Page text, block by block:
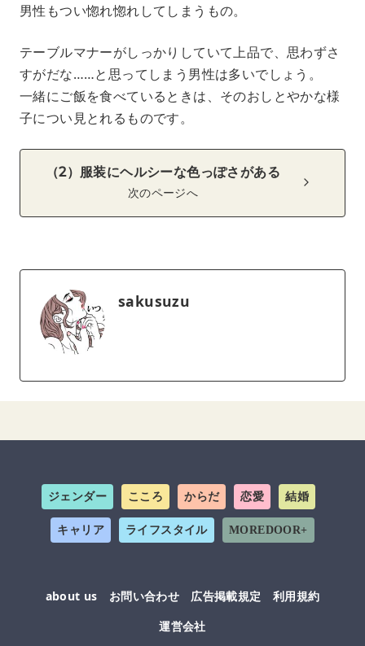
男性もつい惚れ惚れしてしまうもの。
テーブルマナーがしっかりしていて上品で、思わずさ
すがだな……と思ってしまう男性は多いでしょう。
一緒にご飯を食べているときは、そのおしとやかな様
子につい見とれるものです。
（2）服装にヘルシーな色っぽさがある
次のページへ
sakusuzu
ジェンダー こころ からだ 恋愛 結婚
キャリア ライフスタイル MOREDOOR+
about us お問い合わせ 広告掲載規定
利用規約
運営会社